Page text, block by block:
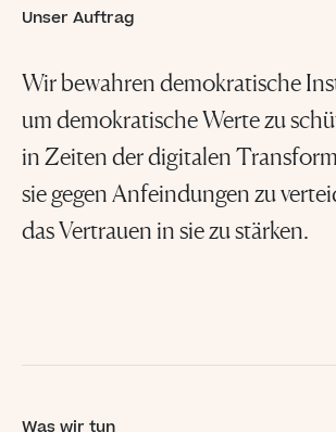
Unser Auftrag
Wir bewahren demokratische
um demokratische Werte zu
in Zeiten der digitalen
sie gegen Anfeindungen zu
das Vertrauen in sie zu stärken.
Was wir tun